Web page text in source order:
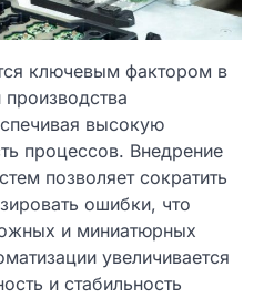
ключевым фактором в
высокую
процессов. Внедрение
позволяет сократить
ошибки, что
и миниатюрных
увеличивается
и стабильность